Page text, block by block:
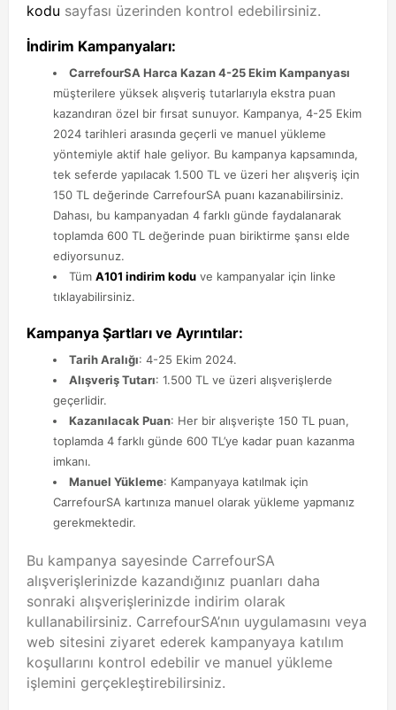
kodu sayfası üzerinden kontrol edebilirsiniz.
İndirim Kampanyaları:
CarrefourSA Harca Kazan 4-25 Ekim Kampanyası
müşterilere yüksek alışveriş tutarlarıyla ekstra puan
kazandıran özel bir fırsat sunuyor. Kampanya, 4-25 Ekim
2024 tarihleri arasında geçerli ve manuel yükleme
yöntemiyle aktif hale geliyor. Bu kampanya kapsamında,
tek seferde yapılacak 1.500 TL ve üzeri her alışveriş için
150 TL değerinde CarrefourSA puanı kazanabilirsiniz.
Dahası, bu kampanyadan 4 farklı günde faydalanarak
toplamda 600 TL değerinde puan biriktirme şansı elde
ediyorsunuz.
Tüm A101 indirim kodu ve kampanyalar için linke
tıklayabilirsiniz.
Kampanya Şartları ve Ayrıntılar:
Tarih Aralığı: 4-25 Ekim 2024.
Alışveriş Tutarı: 1.500 TL ve üzeri alışverişlerde
geçerlidir.
Kazanılacak Puan: Her bir alışverişte 150 TL puan,
toplamda 4 farklı günde 600 TL’ye kadar puan kazanma
imkanı.
Manuel Yükleme: Kampanyaya katılmak için
CarrefourSA kartınıza manuel olarak yükleme yapmanız
gerekmektedir.
Bu kampanya sayesinde CarrefourSA
alışverişlerinizde kazandığınız puanları daha
sonraki alışverişlerinizde indirim olarak
kullanabilirsiniz. CarrefourSA’nın uygulamasını veya
web sitesini ziyaret ederek kampanyaya katılım
koşullarını kontrol edebilir ve manuel yükleme
işlemini gerçekleştirebilirsiniz.